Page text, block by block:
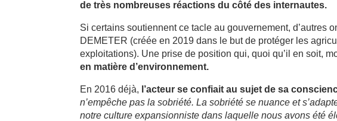
de très nombreuses réactions du côté des internautes.
Si certains soutiennent ce tacle au gouvernement, d’autres
DEMETER (créée en 2019 dans le but de protéger les
exploitations). Une prise de position qui, quoi qu’il en soit,
en matière d’environnement.
En 2016 déjà, l’acteur se confiait au sujet de sa
n’empêche pas la sobriété. La sobriété se nuance et
notre culture expansionniste dans laquelle nous avons été